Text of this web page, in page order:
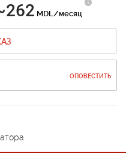
MDL/месяц
ОПОВЕСТИТЬ